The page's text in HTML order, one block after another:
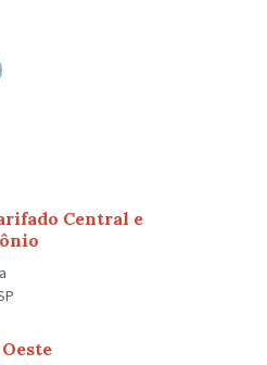
Central e